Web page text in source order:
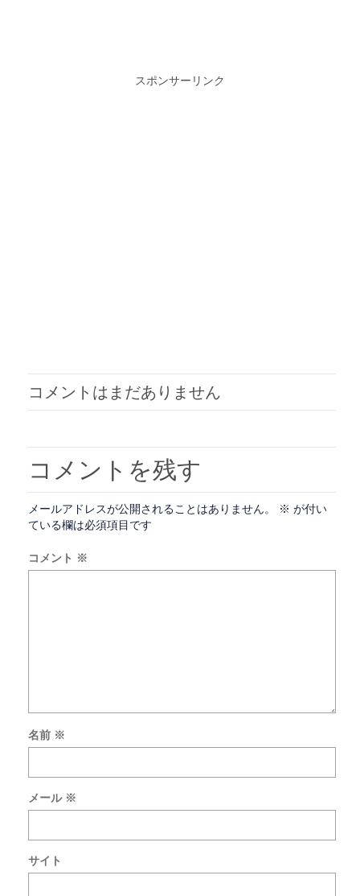
スポンサーリンク
コメントはまだありません
コメントを残す
メールアドレスが公開されることはありません。 ※ が付い
ている欄は必須項目です
コメント ※
名前 ※
メール ※
サイト